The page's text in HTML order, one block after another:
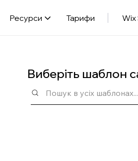
Ресурси Тарифи Wix
Виберіть шаблон